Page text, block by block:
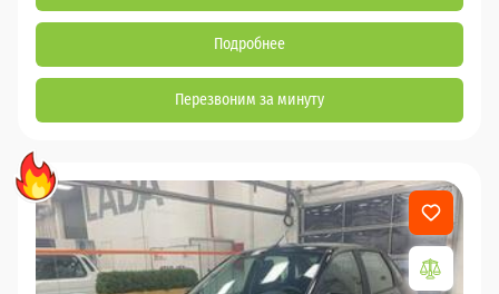
Подробнее
Перезвоним за минуту